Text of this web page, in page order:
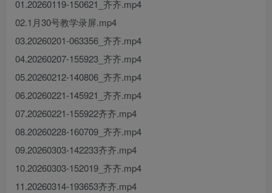
01.20260119-150621_齐齐.mp4
02.1月30号教学录屏.mp4
03.20260201-063356_齐齐.mp4
04.20260207-155923_齐齐.mp4
05.20260212-140806_齐齐.mp4
06.20260221-145921_齐齐.mp4
07.20260221-155922齐齐.mp4
08.20260228-160709_齐齐.mp4
09.20260303-142233齐齐.mp4
10.20260303-152019_齐齐.mp4
11.20260314-193653齐齐.mp4